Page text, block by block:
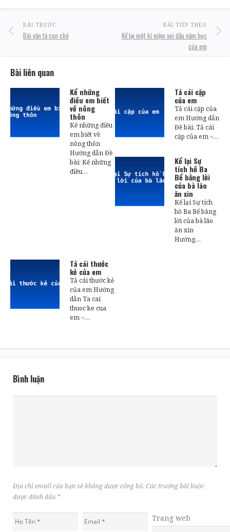
BÀI TRƯỚC
Bài văn tả con chó
BÀI TIẾP THEO
Kể lại một kỉ niệm vui đầu năm học
của em
Bài liên quan
Kể những
điều em biết
về nông
thôn
Kể những điều
em biết về
nông thôn
Hướng dẫn Đề
bài: Kể những
điều…
Tả cái cặp
của em
Tả cái cặp của
em Hướng dẫn
Đề bài: Tả cái
cặp của em –…
Kể lại Sự
tích hồ Ba
Bể bằng lời
của bà lão
ăn xin
Kể lại Sự tích
hồ Ba Bể bằng
lời của bà lão
ăn xin
Hướng…
Tả cái thước
kẻ của em
Tả cái thước kẻ
của em Hướng
dẫn Ta cai
thuoc ke cua
em –…
Bình luận
Địa chỉ email của bạn sẽ không được công bố. Các trường bắt buộc
được đánh dấu *
Trang web